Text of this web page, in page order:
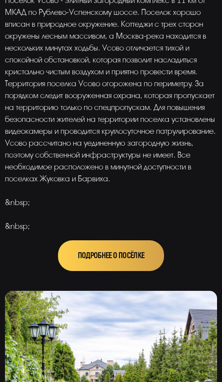
МКАД по Рублево-Успенскому шоссе. Поселок хорошо
вписан в природное окружение. Коттеджи с трех сторон
окружены лесным массивом, а Москва-река находится в
нескольких минутах ходьбы. Усово отличается тихой и
спокойной обстановкой, которая позволит насладиться
кристально чистым воздухом и приятно провести время.
Территория поселка Усово огорожена по периметру. За
порядком следит вооруженная охрана, которая пропускает
на территорию только по спецпропускам. Для повышения
безопасности жителей на территории поселка установлены
видеокамеры и проводится круглосуточное патрулирование.
Усово рассчитано на уединенную загородную жизнь,
поэтому собственной инфраструктуры не имеет. Все
необходимое расположено в минутной доступности в
поселках Жуковка и Барвиха.
&nbsp;
&nbsp;
ПОДРОБНЕЕ О ПОСЁЛКЕ